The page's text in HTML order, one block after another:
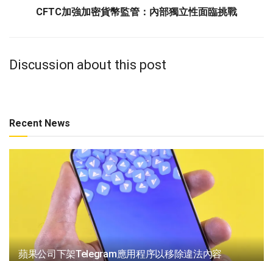
CFTC加強加密貨幣監管：內部獨立性面臨挑戰
Discussion about this post
Recent News
蘋果公司下架Telegram應用程序以移除違法內容